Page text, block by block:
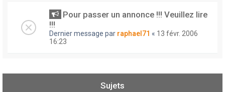
Pour passer un annonce !!! Veuillez lire
!!!
Dernier message par raphael71 « 13 févr. 2006
16:23
Sujets